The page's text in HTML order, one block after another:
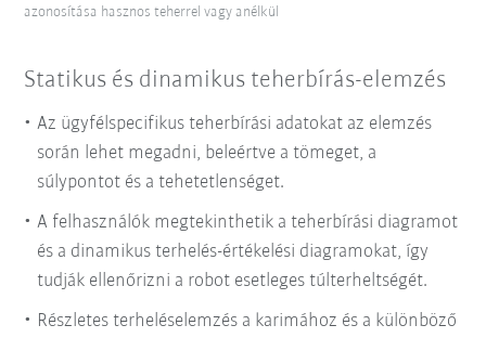
azonosítása hasznos teherrel vagy anélkül
Statikus és dinamikus teherbírás-elemzés
Az ügyfélspecifikus teherbírási adatokat az elemzés
során lehet megadni, beleértve a tömeget, a
súlypontot és a tehetetlenséget.
A felhasználók megtekinthetik a teherbírási diagramot
és a dinamikus terhelés-értékelési diagramokat, így
tudják ellenőrizni a robot esetleges túlterheltségét.
Részletes terheléselemzés a karimához és a különböző